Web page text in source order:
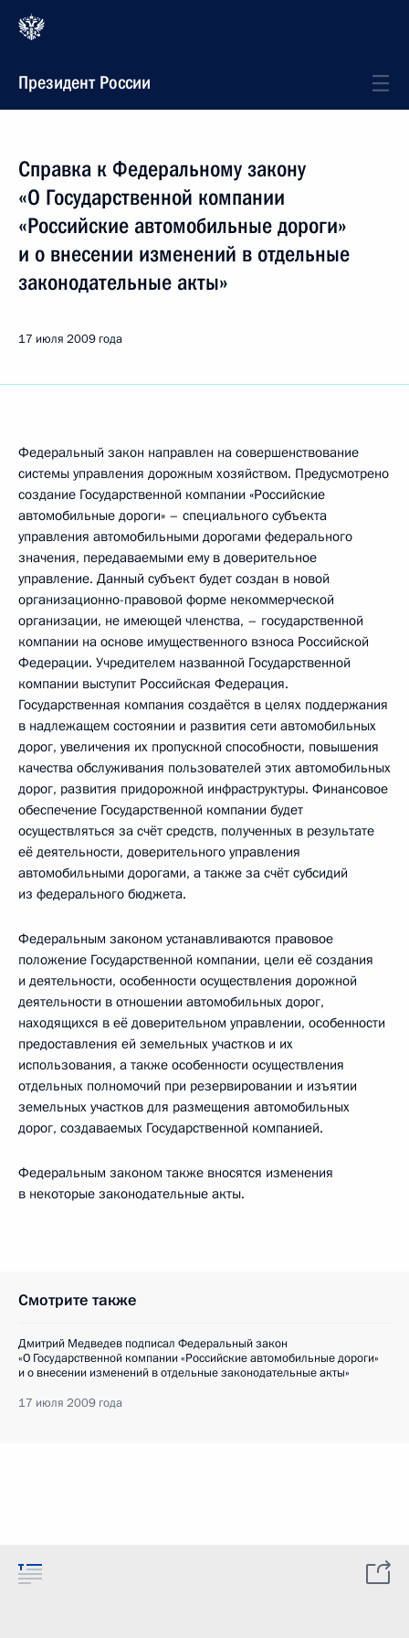
Президент России
Справка к Федеральному закону
«О Государственной компании
«Российские автомобильные дороги»
и о внесении изменений в отдельные
законодательные акты»
17 июля 2009 года
Федеральный закон направлен на совершенствование
системы управления дорожным хозяйством. Предусмотрено
создание Государственной компании «Российские
автомобильные дороги» – специального субъекта
управления автомобильными дорогами федерального
значения, передаваемыми ему в доверительное
управление. Данный субъект будет создан в новой
организационно-правовой форме некоммерческой
организации, не имеющей членства, – государственной
компании на основе имущественного взноса Российской
Федерации. Учредителем названной Государственной
компании выступит Российская Федерация.
Государственная компания создаётся в целях поддержания
в надлежащем состоянии и развития сети автомобильных
дорог, увеличения их пропускной способности, повышения
качества обслуживания пользователей этих автомобильных
дорог, развития придорожной инфраструктуры. Финансовое
обеспечение Государственной компании будет
осуществляться за счёт средств, полученных в результате
её деятельности, доверительного управления
автомобильными дорогами, а также за счёт субсидий
из федерального бюджета.
Федеральным законом устанавливаются правовое
положение Государственной компании, цели её создания
и деятельности, особенности осуществления дорожной
деятельности в отношении автомобильных дорог,
находящихся в её доверительном управлении, особенности
предоставления ей земельных участков и их
использования, а также особенности осуществления
отдельных полномочий при резервировании и изъятии
земельных участков для размещения автомобильных
дорог, создаваемых Государственной компанией.
Федеральным законом также вносятся изменения
в некоторые законодательные акты.
Смотрите также
Дмитрий Медведев подписал Федеральный закон
«О Государственной компании «Российские автомобильные дороги»
и о внесении изменений в отдельные законодательные акты»
17 июля 2009 года